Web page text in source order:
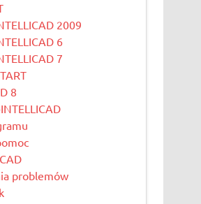
2009
6
7
8
problemów